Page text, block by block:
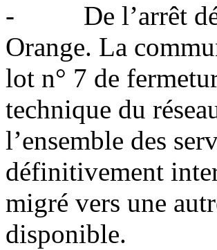
- De l’arrêt
Orange. La
lot n° 7 de
technique du
l’ensemble des
définitivement
migré vers une
disponible.